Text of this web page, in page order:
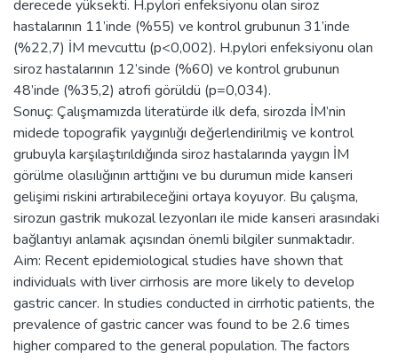
derecede yüksekti. H.pylori enfeksiyonu olan siroz
hastalarının 11’inde (%55) ve kontrol grubunun 31’inde
(%22,7) İM mevcuttu (p<0,002). H.pylori enfeksiyonu olan
siroz hastalarının 12’sinde (%60) ve kontrol grubunun
48’inde (%35,2) atrofi görüldü (p=0,034).
Sonuç: Çalışmamızda literatürde ilk defa, sirozda İM’nin
midede topografik yaygınlığı değerlendirilmiş ve kontrol
grubuyla karşılaştırıldığında siroz hastalarında yaygın İM
görülme olasılığının arttığını ve bu durumun mide kanseri
gelişimi riskini artırabileceğini ortaya koyuyor. Bu çalışma,
sirozun gastrik mukozal lezyonları ile mide kanseri arasındaki
bağlantıyı anlamak açısından önemli bilgiler sunmaktadır.
Aim: Recent epidemiological studies have shown that
individuals with liver cirrhosis are more likely to develop
gastric cancer. In studies conducted in cirrhotic patients, the
prevalence of gastric cancer was found to be 2.6 times
higher compared to the general population. The factors